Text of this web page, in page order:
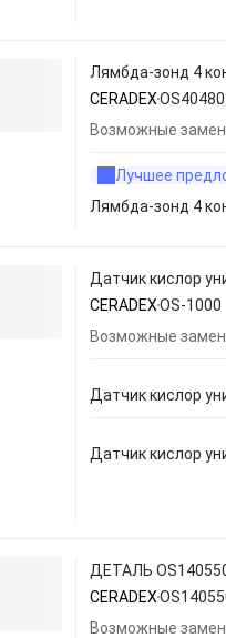
Лямбда-зонд 4
CERADEX
Возможные
Лучшее
Лямбда-зонд 4
Датчик кислор
CERADEXOS-1000
Возможные
Датчик кислор
Датчик кислор
ДЕТАЛЬ
CERADEX
Возможные